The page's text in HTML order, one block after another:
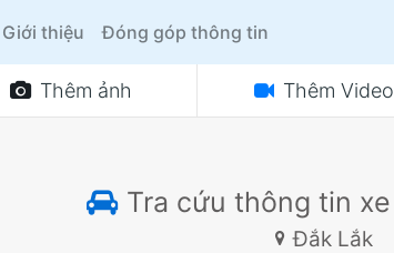
Giới thiệu Đóng góp thông tin
Thêm ảnh Thêm Video
Tra cứu thông tin xe
Đắk Lắk